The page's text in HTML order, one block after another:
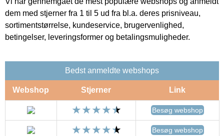
dem med stjerner fra 1 til 5 ud fra bl.a. deres prisniveau,
sortimentstørrelse, kundeservice, brugervenlighed,
betingelser, leveringsformer og betalingsmuligheder.
Bedst anmeldte webshops
Webshop Stjerner Link
Besøg webshop
Besøg webshop